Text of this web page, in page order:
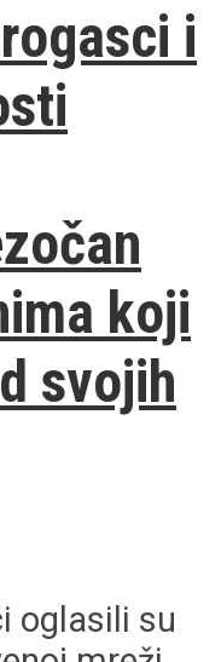
i
koji
svojih
oglasili su